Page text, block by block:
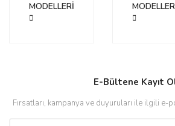
Yorum Yaz
Ürün resmi kalitesiz, bozuk veya
Bu ürüne benzer farklı alternatifler olmalı.
MODELLERİ
E-Bültene Kayıt
Fırsatları, kampanya ve duyuruları ile ilgili e-